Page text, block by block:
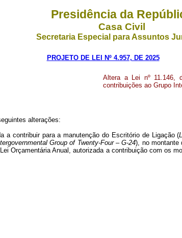
Presidência da
Casa Civil
Secretaria Especial para Assuntos
PROJETO DE LEI Nº 4.957, DE 2025
Altera a Lei nº 11.146,
contribuições ao Grupo
alterações:
a contribuir para a manutenção do Escritório de Ligação (
Group of Twenty-Four–G-24), no montante
Orçamentária Anual, autorizada a contribuição com os